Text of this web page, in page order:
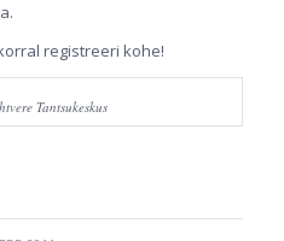
registreeri kohe!
Tantsukeskus